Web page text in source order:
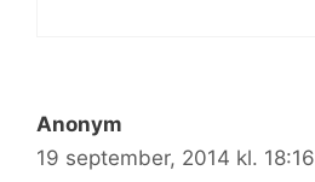
Anonym
19 september, 2014 kl. 18:16